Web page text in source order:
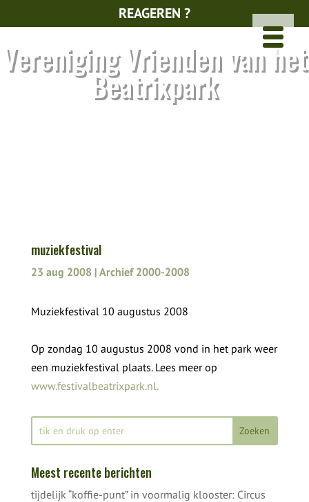
REAGEREN ?
Vereniging Vrienden van het
Beatrixpark
muziekfestival
23 aug 2008 | Archief 2000-2008
Muziekfestival 10 augustus 2008
Op zondag 10 augustus 2008 vond in het park weer
een muziekfestival plaats. Lees meer op
www.festivalbeatrixpark.nl.
Meest recente berichten
tijdelijk “koffie-punt” in voormalig klooster: Circus